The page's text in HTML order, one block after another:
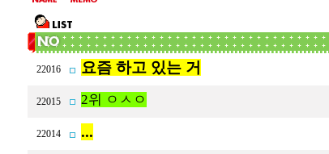
22016 요즘 하고 있는 거
22015 2위 ㅇㅅㅇ
22014 ...